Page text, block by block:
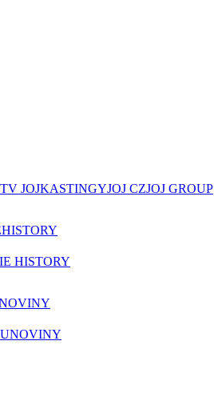
JOJKASTINGYJOJ CZJOJ GROUP
HISTORY
HISTORY